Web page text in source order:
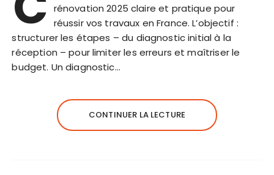
rénovation 2025 claire et pratique pour
réussir vos travaux en France. L’objectif :
structurer les étapes – du diagnostic initial à la
réception – pour limiter les erreurs et maîtriser le
budget. Un diagnostic…
CONTINUER LA LECTURE